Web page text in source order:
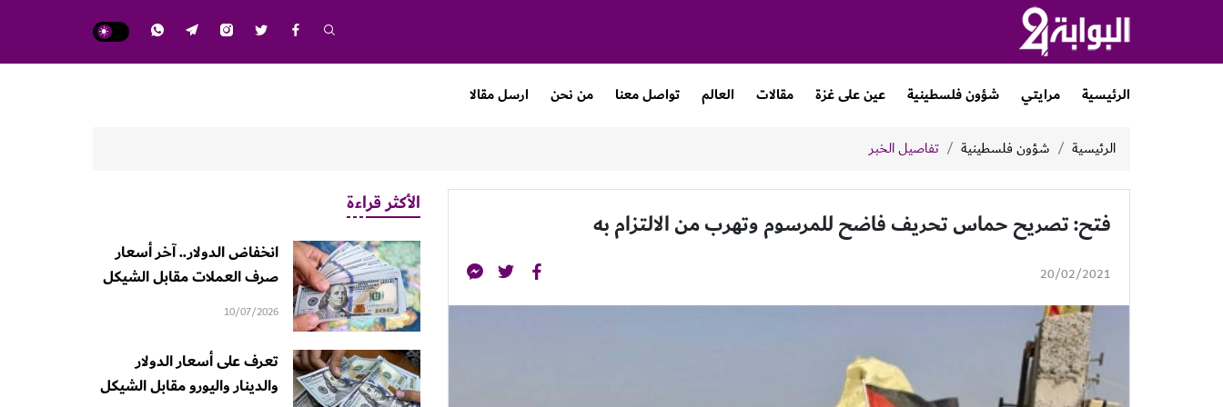
الرئيسية مرايتي شؤون فلسطينية عين على غزة مقالات العالم تواصل معنا من نحن ارسل مقالا
الرئيسية شؤون فلسطينية تفاصيل الخبر
فتح: تصريح حماس تحريف فاضح للمرسوم وتهرب من الالتزام به
20/02/2021
الأكثر قراءة
انخفاض الدولار.. آخر أسعار
صرف العملات مقابل الشيكل
10/07/2026
تعرف على أسعار الدولار
والدينار واليورو مقابل الشيكل